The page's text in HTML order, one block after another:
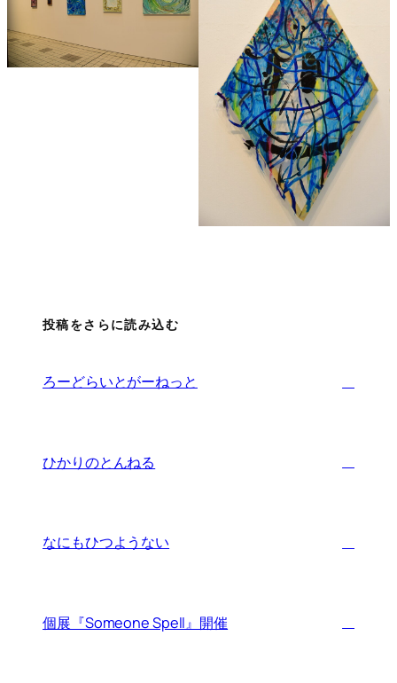
投稿をさらに読み込む
ろーどらいとがーねっと
ひかりのとんねる
なにもひつようない
個展『Someone Spell』開催